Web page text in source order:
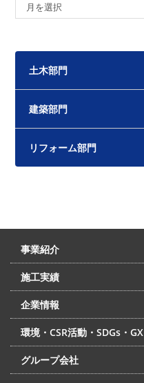
ー
イ
月を選択
土木部門
建築部門
リフォーム部門
事業紹介
土木本部
建築本部
PPP・PFI
リフォーム・リノベーション
中村建設の家
施工実績
土木部門
建築部門
リフォーム部門
住宅部門
名古屋支店
東京支店
企業情報
会社概要
経営理念
沿革
リクルート
最新情報
お問合せ
環境・CSR活動・SDGs・GX
LSS流動化処理工法
CSR・SDGs・GX
発電事業
次世代ZEBオフィス
グループ会社